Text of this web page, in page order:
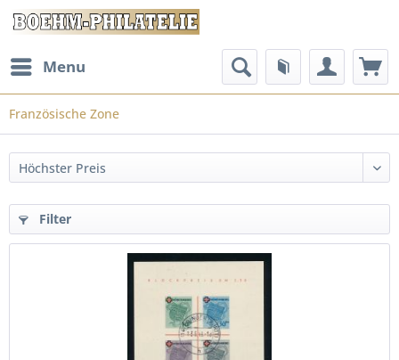
Menu
Französische Zone
Filter